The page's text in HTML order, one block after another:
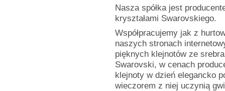
Nasza spółka jest
kryształami Swarovskiego.
Współpracujemy jak z
naszych stronach
pięknych klejnotów ze
Swarovski, w cenach
klejnoty w dzień elegancko
wieczorem z niej uczynią